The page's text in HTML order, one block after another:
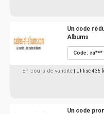
Un code
Albums
Code : ca***
En cours de validité | Utilisé 435
Un code